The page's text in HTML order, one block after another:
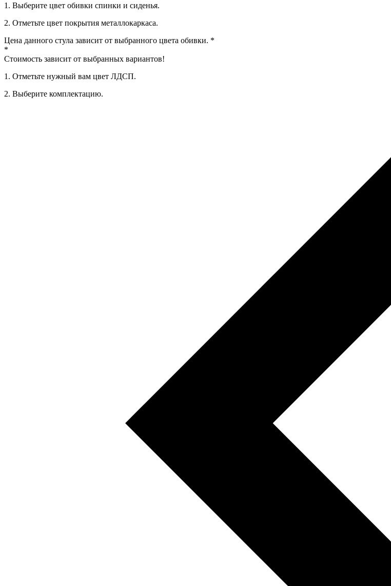
1. Выберите цвет обивки спинки и сиденья.
2. Oтметьте цвет покрытия металлокаркаса.
Цена данного стула зависит от выбранного цвета обивки. *
*
Стоимость зависит от выбранных вариантов!
1. Oтметьте нужный вам цвет ЛДСП.
2. Выберите комплектацию.